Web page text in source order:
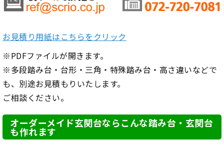
お見積り用紙はこちらをクリック
※PDFファイルが開きます。
※多段踏み台・台形・三角・特殊踏み台・高さ違いなどで
も、別途お見積もりいたします。
ご相談ください。
オーダーメイド玄関台ならこんな踏み台・玄関台
も作れます